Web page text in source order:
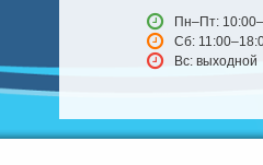
Пн–Пт:
Сб:
Вс: выходной